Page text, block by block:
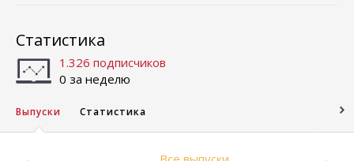
Статистика
1.326 подписчиков
0 за неделю
Выпуски Статистика